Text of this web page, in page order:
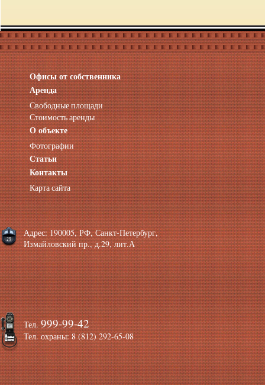
Офисы от собственника
Аренда нежилых помещений
Аренда помещений от собственника
Аренда конференц-зала СПб
Офисы у метро
Офисы в Адмиралтейском районе
Помещения с отдельным входом
Небольшие офисы
Аренда офиса около метро
Снять помещение у метро
Аренда помещений у метро
Аренда помещений район Адмиралтейский
Аренда офиса Технологический институт
Аренда помещений Фрунзенская
Аренда
Свободные площади
Стоимость аренды
О объекте
Фотографии
Статьи
Контакты
Карта сайта
Тел.999-99-42
Тел. охраны: 8 (812) 292-65-08
Адрес: 190005, РФ, Санкт-Петербург,
Измайловский пр., д.29, лит.А